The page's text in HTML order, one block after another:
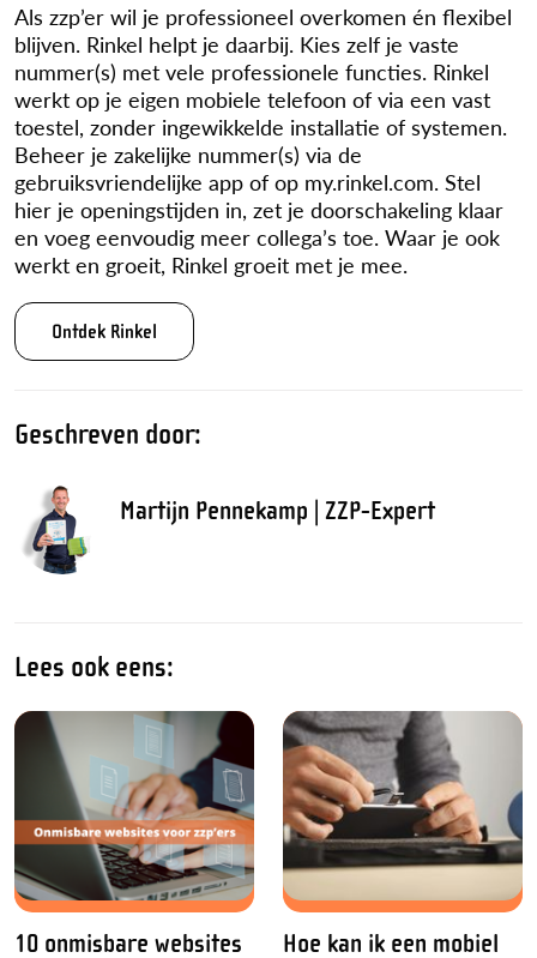
Als zzp’er wil je professioneel overkomen én flexibel
blijven. Rinkel helpt je daarbij. Kies zelf je vaste
nummer(s) met vele professionele functies. Rinkel
werkt op je eigen mobiele telefoon of via een vast
toestel, zonder ingewikkelde installatie of systemen.
Beheer je zakelijke nummer(s) via de
gebruiksvriendelijke app of op my.rinkel.com. Stel
hier je openingstijden in, zet je doorschakeling klaar
en voeg eenvoudig meer collega’s toe. Waar je ook
werkt en groeit, Rinkel groeit met je mee.
Ontdek Rinkel
Geschreven door:
Martijn Pennekamp | ZZP-Expert
Lees ook eens:
10 onmisbare websites
Hoe kan ik een mobiel